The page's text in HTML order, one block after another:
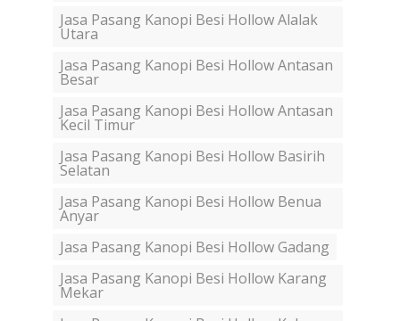
Jasa Pasang Kanopi Besi Hollow Alalak
Utara
Jasa Pasang Kanopi Besi Hollow Antasan
Besar
Jasa Pasang Kanopi Besi Hollow Antasan
Kecil Timur
Jasa Pasang Kanopi Besi Hollow Basirih
Selatan
Jasa Pasang Kanopi Besi Hollow Benua
Anyar
Jasa Pasang Kanopi Besi Hollow Gadang
Jasa Pasang Kanopi Besi Hollow Karang
Mekar